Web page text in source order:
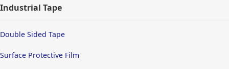
Industrial Tape
Double Sided Tape
Surface Protective Film